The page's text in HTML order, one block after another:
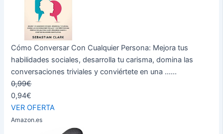
Cómo Conversar Con Cualquier Persona: Mejora tus
habilidades sociales, desarrolla tu carisma, domina las
conversaciones triviales y conviértete en una ......
0,99€
0,94€
VER OFERTA
Amazon.es